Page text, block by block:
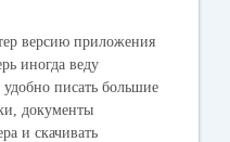
версию приложения
иногда веду
писать большие
документы
и скачивать